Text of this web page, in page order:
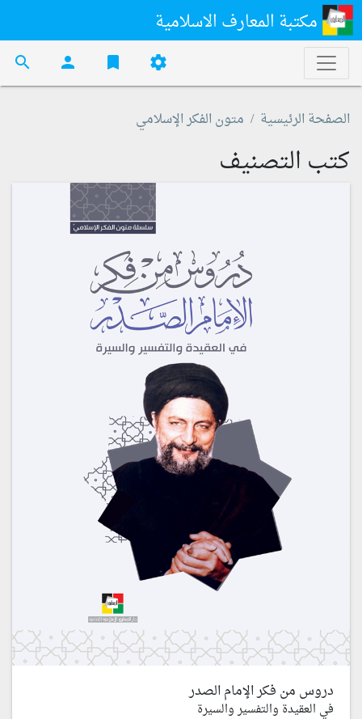
مكتبة المعارف الاسلامية
settings
bookmark
person
search
الصفحة الرئيسية متون الفكر الإسلامي
كتب التصنيف
دروس من فكر الإمام الصدر
في العقيدة والتفسير والسيرة